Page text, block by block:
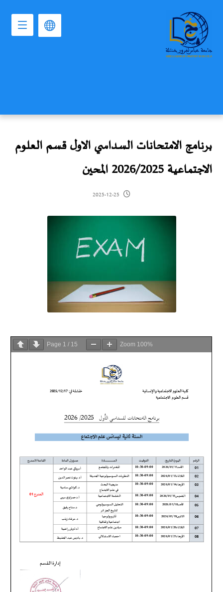
برنامج الامتحانات السداسي الاول قسم العلوم
الاجتماعية 2026/2025 المحين
2025-12-25
Page 1 / 15 Zoom 100%